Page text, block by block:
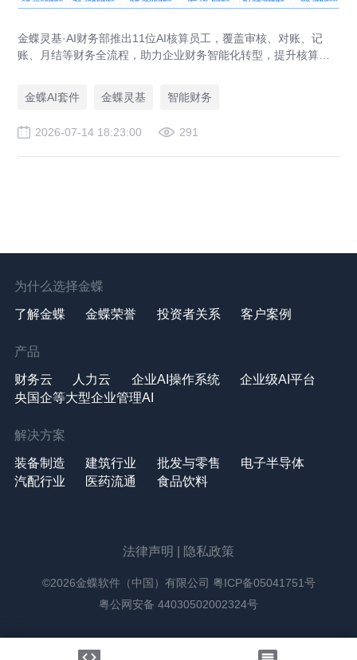
金蝶灵基·AI财务部推出11位AI核算员工，覆盖审核、对账、记
账、月结等财务全流程，助力企业财务智能化转型，提升核算效
金蝶AI套件
金蝶灵基 智能财务
2026-07-14 18:23:00 291
为什么选择金蝶
了解金蝶 金蝶荣誉 投资者关系 客户案例
产品
财务云 人力云 企业AI操作系统
企业级AI平台
央国企等大型企业管理AI
解决方案
装备制造 建筑行业 批发与零售
电子半导体
汽配行业
医药流通 食品饮料
法律声明 隐私政策
©2026金蝶软件（中国）有限公司 粤ICP备05041751号
粤公网安备 44030502002324号